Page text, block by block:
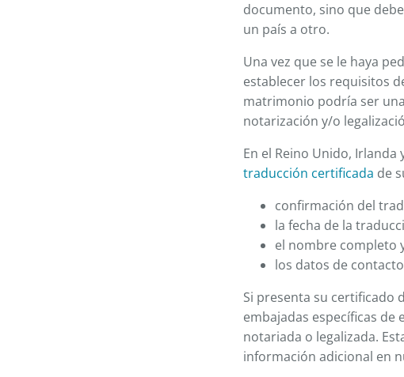
documento, sino que
un país a otro.
Una vez que se le haya
establecer los requisitos
matrimonio podría ser
notarización y/o
En el Reino Unido,
traducción certificada de
confirmación del
la fecha de la
el nombre completo
los datos de
Si presenta su certificado
embajadas específicas de
notariada o legalizada.
información adicional en